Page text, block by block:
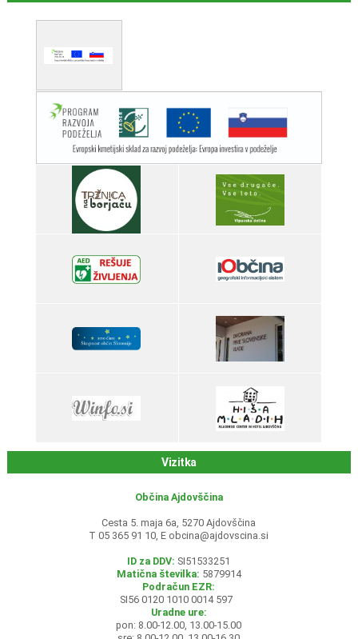
Vizitka
Občina Ajdovščina
Cesta 5. maja 6a, 5270 Ajdovščina
T 05 365 91 10, E obcina@ajdovscina.si
ID za DDV: SI51533251
Matična številka: 5879914
Podračun EZR:
SI56 0120 1010 0014 597
Uradne ure:
pon: 8.00-12.00, 13.00-15.00